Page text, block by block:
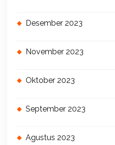
Desember 2023
November 2023
Oktober 2023
September 2023
Agustus 2023